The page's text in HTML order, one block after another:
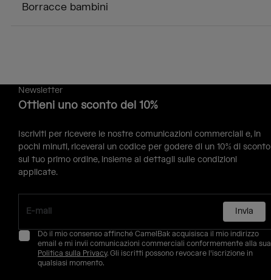
Borracce bambini
Newsletter
Ottieni uno sconto del 10%
Iscriviti per ricevere le nostre comunicazioni commerciali e, in
pochi minuti, riceverai un codice per godere di un 10% di sconto
sul tuo primo ordine, insieme ai dettagli sulle condizioni
applicate.
Invia
Dò il mio consenso affinché CamelBak acquisisca il mio indirizzo
email e mi invii comunicazioni commerciali conformemente alla sua
Politica sulla Privacy. Gli iscritti possono revocare l'iscrizione in
qualsiasi momento.